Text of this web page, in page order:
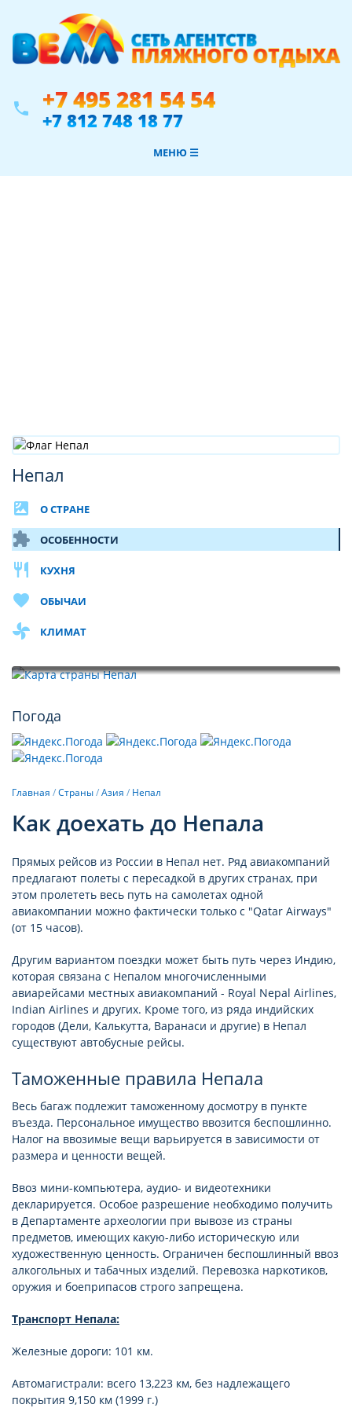
phone +7 495 281 54 54
+7 812 748 18 77
МЕНЮ ☰
Непал
satellite О СТРАНЕ
extension ОСОБЕННОСТИ
restaurant КУХНЯ
favorite ОБЫЧАИ
toys КЛИМАТ
Погода
Главная /Страны/Азия / Непал
Как доехать до Непала
Прямых рейсов из России в Непал нет. Ряд авиакомпаний
предлагают полеты с пересадкой в других странах, при
этом пролететь весь путь на самолетах одной
авиакомпании можно фактически только с "Qatar Airways"
(от 15 часов).
Другим вариантом поездки может быть путь через Индию,
которая связана с Непалом многочисленными
авиарейсами местных авиакомпаний - Royal Nepal Airlines,
Indian Airlines и других. Кроме того, из ряда индийских
городов (Дели, Калькутта, Варанаси и другие) в Непал
существуют автобусные рейсы.
Таможенные правила Непала
Весь багаж подлежит таможенному досмотру в пункте
въезда. Персональное имущество ввозится беспошлинно.
Налог на ввозимые вещи варьируется в зависимости от
размера и ценности вещей.
Ввоз мини-компьютера, аудио- и видеотехники
декларируется. Особое разрешение необходимо получить
в Департаменте археологии при вывозе из страны
предметов, имеющих какую-либо историческую или
художественную ценность. Ограничен беспошлинный ввоз
алкогольных и табачных изделий. Перевозка наркотиков,
оружия и боеприпасов строго запрещена.
Транспорт Непала:
Железные дороги: 101 км.
Автомагистрали: всего 13,223 км, без надлежащего
покрытия 9,150 км (1999 г.)